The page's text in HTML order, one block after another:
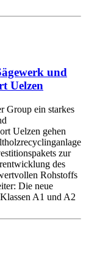
und
Uelzen
Group ein starkes
Uelzen gehen
zur
des
Rohstoffs
Die neue
A1 und A2